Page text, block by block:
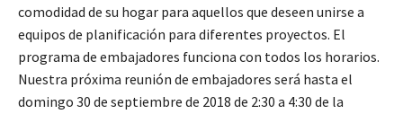
comodidad de su hogar para aquellos que deseen unirse a
equipos de planificación para diferentes proyectos. El
programa de embajadores funciona con todos los horarios.
Nuestra próxima reunión de embajadores será hasta el
domingo 30 de septiembre de 2018 de 2:30 a 4:30 de la